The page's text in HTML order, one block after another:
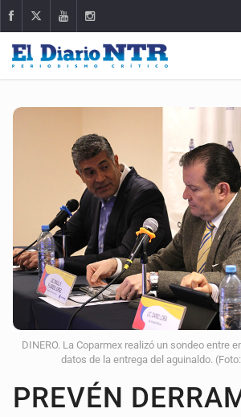
DINERO. La Coparmex realizó un sondeo entre
datos de la entrega del aguinaldo.
PREVÉN